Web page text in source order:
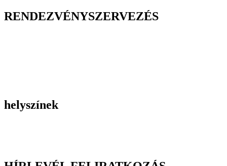
RENDEZVÉNYSZERVEZÉS
helyszínek